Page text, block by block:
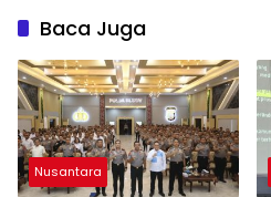
Baca Juga
Nusantara